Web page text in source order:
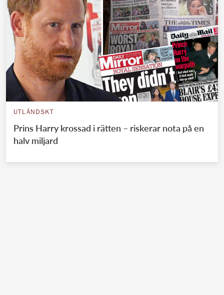
UTLÄNDSKT
Prins Harry krossad i rätten – riskerar nota på en
halv miljard